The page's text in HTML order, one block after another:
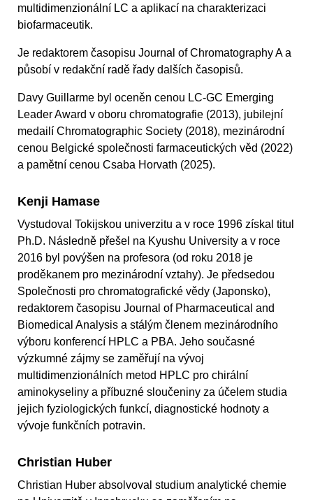
multidimenzionální LC a aplikací na charakterizaci
biofarmaceutik.
Je redaktorem časopisu Journal of Chromatography A a
působí v redakční radě řady dalších časopisů.
Davy Guillarme byl oceněn cenou LC-GC Emerging
Leader Award v oboru chromatografie (2013), jubilejní
medailí Chromatographic Society (2018), mezinárodní
cenou Belgické společnosti farmaceutických věd (2022)
a pamětní cenou Csaba Horvath (2025).
Kenji Hamase
Vystudoval Tokijskou univerzitu a v roce 1996 získal titul
Ph.D. Následně přešel na Kyushu University a v roce
2016 byl povýšen na profesora (od roku 2018 je
proděkanem pro mezinárodní vztahy). Je předsedou
Společnosti pro chromatografické vědy (Japonsko),
redaktorem časopisu Journal of Pharmaceutical and
Biomedical Analysis a stálým členem mezinárodního
výboru konferencí HPLC a PBA. Jeho současné
výzkumné zájmy se zaměřují na vývoj
multidimenzionálních metod HPLC pro chirální
aminokyseliny a příbuzné sloučeniny za účelem studia
jejich fyziologických funkcí, diagnostické hodnoty a
vývoje funkčních potravin.
Christian Huber
Christian Huber absolvoval studium analytické chemie